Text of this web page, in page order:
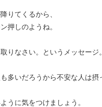
りてくるから、
押しのようね。
りなさい。というメッセージ。
多いだろうから不安な人は
うに気をつけましょう。